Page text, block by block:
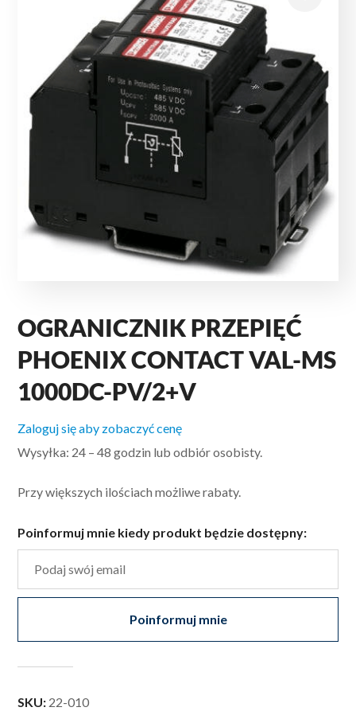
OGRANICZNIK PRZEPIĘĆ
PHOENIX CONTACT VAL-MS
1000DC-PV/2+V
Zaloguj się aby zobaczyć cenę
Wysyłka: 24 – 48 godzin lub odbiór osobisty.
Przy większych ilościach możliwe rabaty.
Poinformuj mnie kiedy produkt będzie dostępny:
Poinformuj mnie
SKU: 22-010